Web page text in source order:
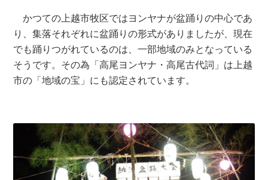
かつての上越市牧区ではヨンヤナが盆踊りの中心であ
り、集落それぞれに盆踊りの形式がありましたが、現在
でも踊りつがれているのは、一部地域のみとなっている
そうです。その為「高尾ヨンヤナ・高尾古代詞」は上越
市の「地域の宝」にも認定されています。